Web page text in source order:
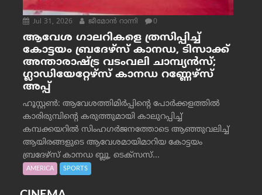
Jul 31, 2026 ജീമോന്‍ റാന്നി 0
ആവേശ ഗാലറികളെ ത്രസിപ്പിച്ച്
കോട്ടയം ബ്രദേഴ്‌സ് കാനഡ, ടിസാക്ക്
അന്താരാഷ്ട്ര വടംവലി ചാമ്പ്യന്‍സ്;
ഗ്ലാഡിയേറ്റേഴ്‌സ് കാനഡ റണ്ണേഴ്‌സ്
അപ്പ്
ഹൂസ്റ്റണ്‍: ആവേശത്തിമിര്‍പ്പിന്റെ പോര്‍ക്കളത്തില്‍
കാരിരുമ്പിന്റെ കരുത്തുമായി കാലുറപ്പിച്ച്
കമ്പക്കയറില്‍ സിംഹഗര്‍ജനത്തോടെ ആഞ്ഞുവലിച്ച്
ആയിരങ്ങളുടെ ആവേശമായിമാറിയ കോട്ടയം
ബ്രദേഴ്‌സ് കാനഡ ബ്ലൂ, ടെക്‌സസ്...
AMERICA SPORTS